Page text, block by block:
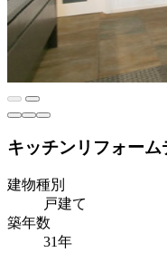
キッチンリフォーム
建物種別
戸建て
築年数
31年